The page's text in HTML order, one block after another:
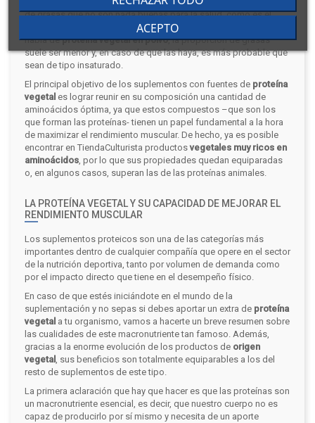
de grasas que no son nada buenas para la salud, como es el
caso de los ácidos grasos saturados. Sin embargo, cuando se
habla deproteína vegetal en polvo, la proporción de grasas
suele ser menor y, en caso de que las haya, es más probable que
sean de tipo insaturado.
El principal objetivo de los suplementos con fuentes de proteína
vegetal es lograr reunir en su composición una cantidad de
aminoácidos óptima, ya que estos compuestos –que son los
que forman las proteínas- tienen un papel fundamental a la hora
de maximizar el rendimiento muscular. De hecho, ya es posible
encontrar en TiendaCulturista productosvegetales muy ricos en
aminoácidos, por lo que sus propiedades quedan equiparadas
o, en algunos casos, superan las de las proteínas animales.
LA PROTEÍNA VEGETAL Y SU CAPACIDAD DE MEJORAR EL
RENDIMIENTO MUSCULAR
Los suplementos proteicos son una de las categorías más
importantes dentro de cualquier compañía que opere en el sector
de la nutrición deportiva, tanto por volumen de demanda como
por el impacto directo que tiene en el desempeño físico.
En caso de que estés iniciándote en el mundo de la
suplementación y no sepas si debes aportar un extra de proteína
vegetal a tu organismo, vamos a hacerte un breve resumen sobre
las cualidades de este macronutriente tan famoso. Además,
gracias a la enorme evolución de los productos de origen
vegetal, sus beneficios son totalmente equiparables a los del
resto de suplementos de este tipo.
La primera aclaración que hay que hacer es que las proteínas son
un macronutriente esencial, es decir, que nuestro cuerpo no es
capaz de producirlo por sí mismo y necesita de un aporte
ACEPTO